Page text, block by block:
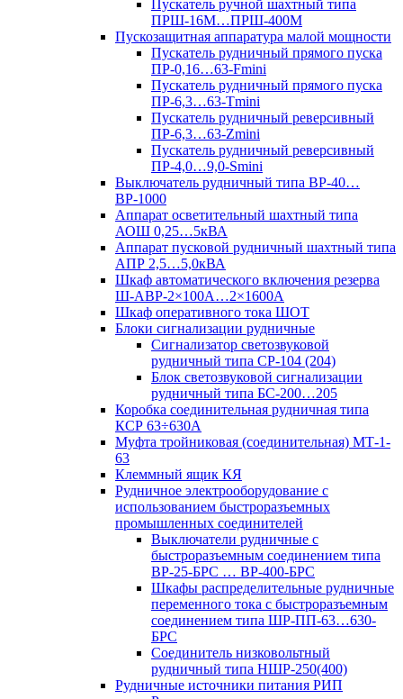
Пускатель ручной шахтный типа
ПРШ-16М…ПРШ-400М
Пускозащитная аппаратура малой мощности
Пускатель рудничный прямого пуска
ПР-0,16…63-Fmini
Пускатель рудничный прямого пуска
ПР-6,3…63-Tmini
Пускатель рудничный реверсивный
ПР-6,3…63-Zmini
Пускатель рудничный реверсивный
ПР-4,0…9,0-Smini
Выключатель рудничный типа ВР-40…
ВР-1000
Аппарат осветительный шахтный типа
АОШ 0,25…5кВА
Аппарат пусковой рудничный шахтный типа
АПР 2,5…5,0кВА
Шкаф автоматического включения резерва
Ш-АВР-2×100А…2×1600А
Шкаф оперативного тока ШОТ
Блоки сигнализации рудничные
Сигнализатор светозвуковой
рудничный типа СР-104 (204)
Блок светозвуковой сигнализации
рудничный типа БС-200…205
Коробка соединительная рудничная типа
КСР 63÷630А
Муфта тройниковая (соединительная) МТ-1-
63
Клеммный ящик КЯ
Рудничное электрооборудование с
использованием быстроразъемных
промышленных соединителей
Выключатели рудничные с
быстроразъемным соединением типа
ВР-25-БРС … ВР-400-БРС
Шкафы распределительные рудничные
переменного тока с быстроразъемным
соединением типа ШР-ПП-63…630-
БРС
Соединитель низковольтный
рудничный типа НШР-250(400)
Рудничные источники питания РИП